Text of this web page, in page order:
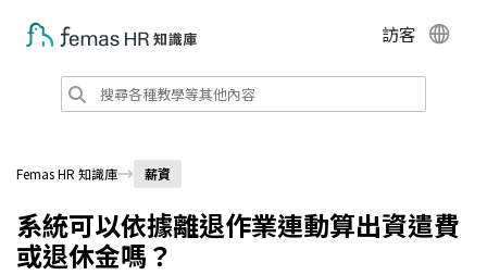
訪客
Femas HR 知識庫 薪資
系統可以依據離退作業連動算出資遣費
或退休金嗎？